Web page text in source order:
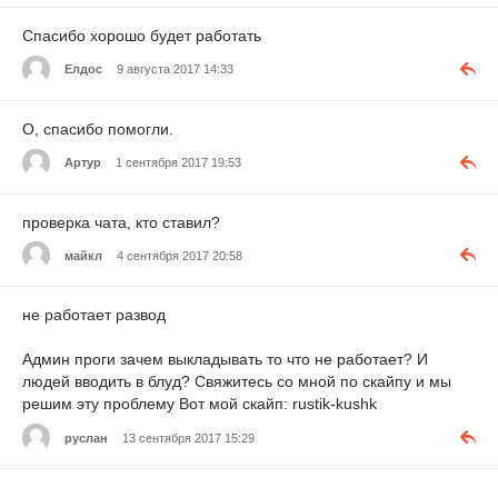
Спасибо хорошо будет работать
Елдос 9 августа 2017 14:33
О, спасибо помогли.
Артур 1 сентября 2017 19:53
проверка чата, кто ставил?
майкл 4 сентября 2017 20:58
не работает развод
Админ проги зачем выкладывать то что не работает? И
людей вводить в блуд? Свяжитесь со мной по скайпу и мы
решим эту проблему Вот мой скайп: rustik-kushk
руслан 13 сентября 2017 15:29